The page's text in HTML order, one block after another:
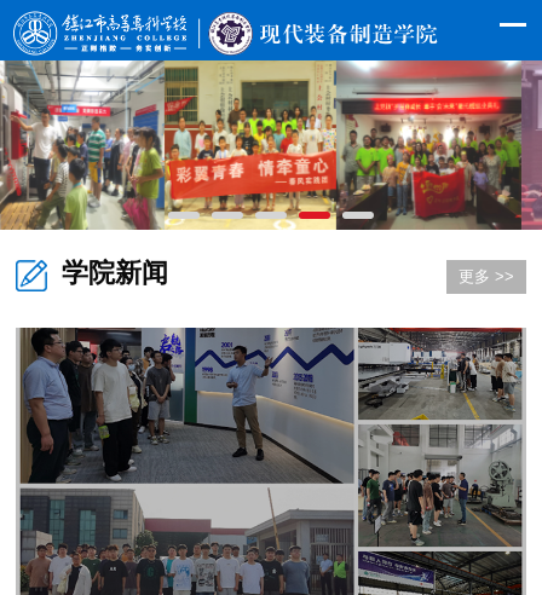
学院新闻 更多 >>